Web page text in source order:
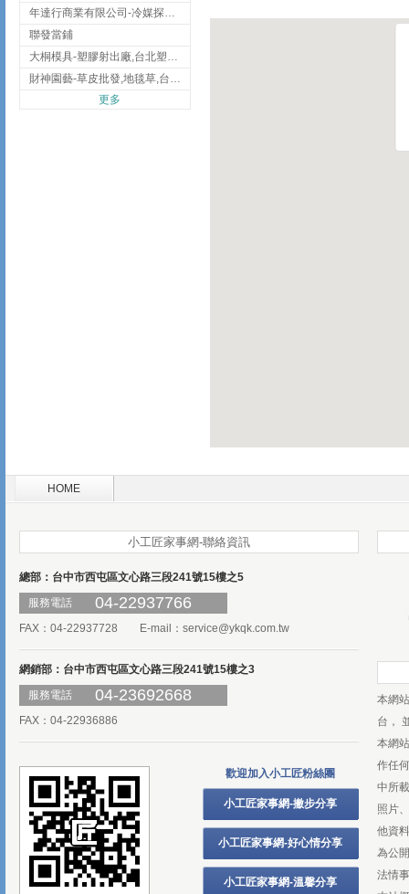
年達行商業有限公司-冷媒探漏儀,壓力錶組,真空泵浦,台北冷凍空調材料
聯發當鋪
大桐模具-塑膠射出廠,台北塑膠射出廠
財神園藝-草皮批發,地毯草,台北草,彰化地毯草,彰化台北草
更多
HOME
小工匠家事網-聯絡資訊
總部：台中市西屯區文心路三段241號15樓之5
服務電話
04-22937766
FAX：04-22937728 E-mail： service@ykqk.com.tw
網銷部：台中市西屯區文心路三段241號15樓之3
服務電話
04-23692668
FAX：04-22936886
歡迎加入小工匠粉絲團
小工匠家事網-撇步分享
小工匠家事網-好心情分享
小工匠家事網-溫馨分享
本網
台，
本網
作任
中所
照片
他資
為公
法情